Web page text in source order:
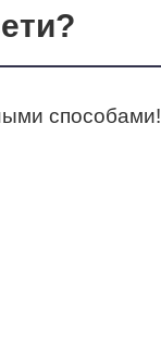
способами!